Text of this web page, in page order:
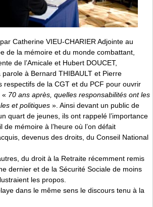
Catherine VIEU-CHARIER Adjointe au
de la mémoire et du monde combattant,
de l’Amicale et Hubert DOUCET,
à Bernard THIBAULT et Pierre
respectifs de la CGT et du PCF pour ouvrir
« 70 ans après, quelles responsabilités ont les
et politiques ». Ainsi devant un public de
quart de jeunes, ils ont rappelé l’importance
mémoire à l’heure où l’on défait
devenus des droits, du Conseil National
du droit à la Retraite récemment remis
dernier et de la Sécurité Sociale de moins
les propos.
dans le même sens le discours tenu à la